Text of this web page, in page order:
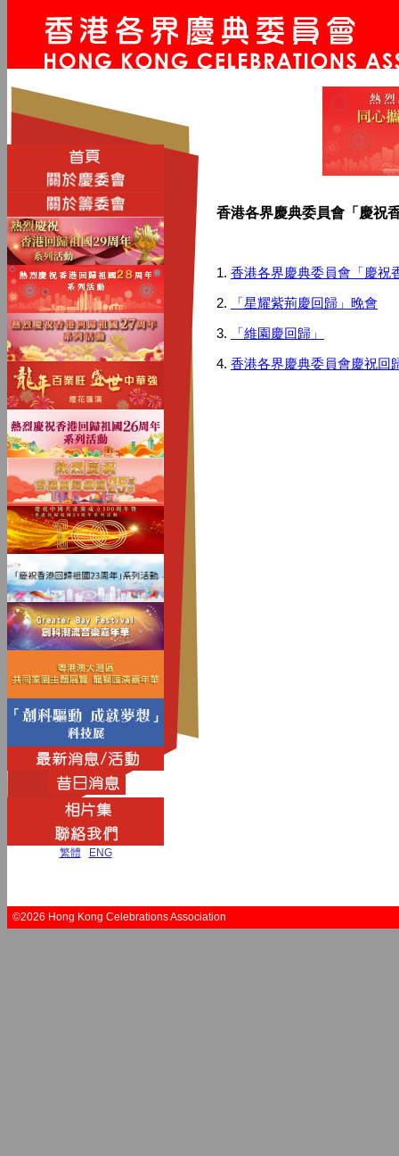
繁體 ENG
香港各界慶典委員會 「慶祝
1. 香港各界慶典委員會「慶祝
2.
「星耀紫荊慶回歸」晚會
3.
「維園慶回歸」
4. 香港各界慶典委員會慶祝回
©2026 Hong Kong Celebrations Association